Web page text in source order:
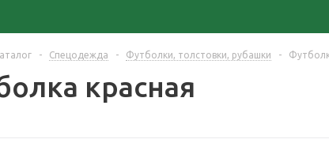
- Спецодежда - Футболки, толстовки, рубашки -
красная